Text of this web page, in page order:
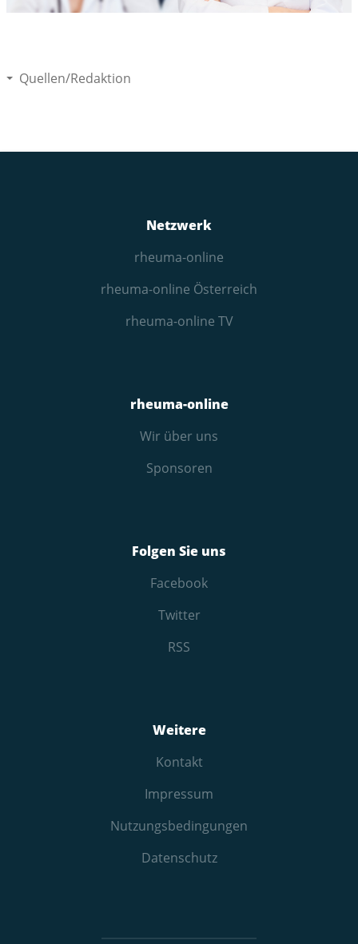
Quellen/Redaktion
Netzwerk
rheuma-online
rheuma-online Österreich
rheuma-online TV
rheuma-online
Wir über uns
Sponsoren
Folgen Sie uns
Facebook
Twitter
RSS
Weitere
Kontakt
Impressum
Nutzungs­bedingungen
Datenschutz